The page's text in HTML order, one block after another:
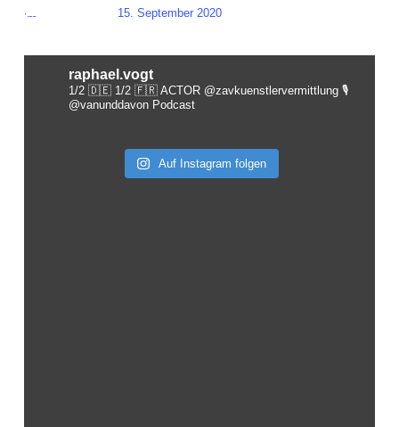
15. September 2020
raphael.vogt
1/2 🇩🇪 1/2 🇫🇷 ACTOR @zavkuenstlervermittlung 🎙️
@vanunddavon Podcast
Auf Instagram folgen